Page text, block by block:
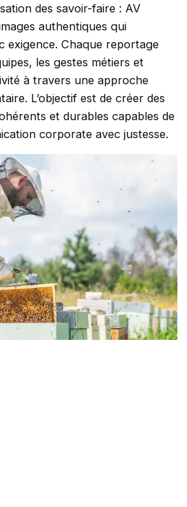
des savoir-faire : AV
authentiques qui
exigence. Chaque reportage
les gestes métiers et
à travers une approche
L’objectif est de créer des
et durables capables de
corporate avec justesse.